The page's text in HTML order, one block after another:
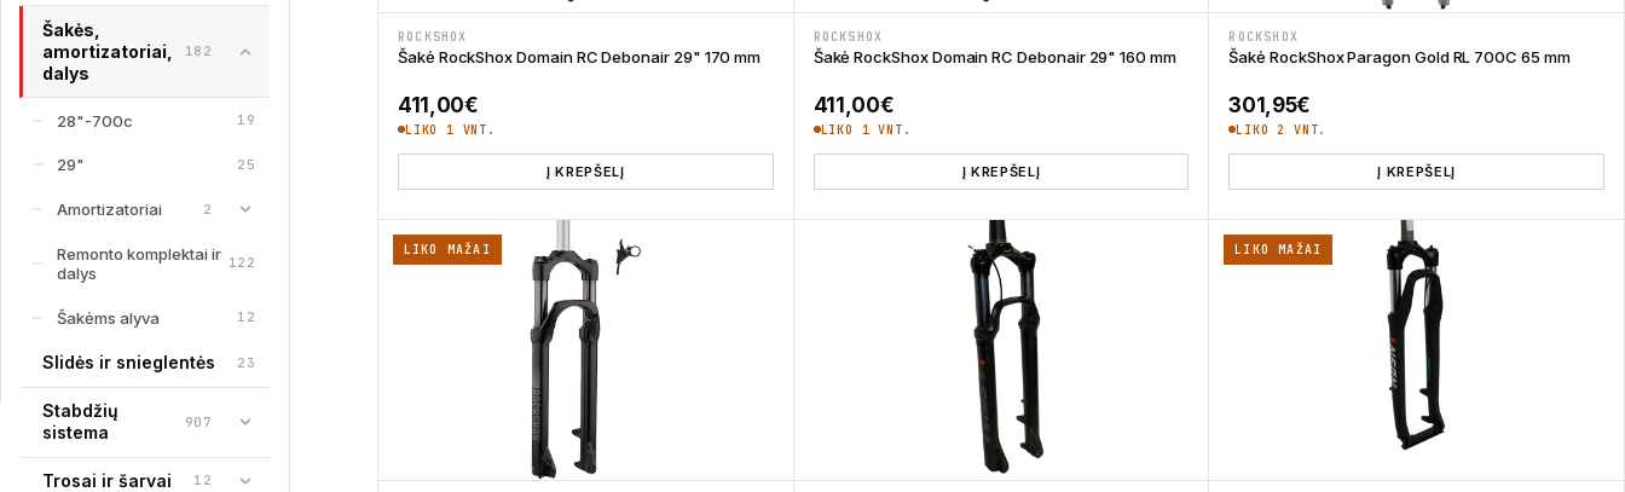
Šakės,
amortizatoriai,
dalys
182
28"-700c 19
29" 25
Amortizatoriai 2
Remonto komplektai ir
dalys
122
Šakėms alyva 12
Slidės ir snieglentės 23
Stabdžių
sistema
907
Trosai ir šarvai 12
ROCKSHOX
Šakė RockShox Domain RC Debonair 29" 170 mm
411,00€
LIKO 1 VNT.
Į KREPŠELĮ
ROCKSHOX
Šakė RockShox Domain RC Debonair 29" 160 mm
411,00€
LIKO 1 VNT.
Į KREPŠELĮ
ROCKSHOX
Šakė RockShox Paragon Gold RL 700C 65 mm
301,95€
LIKO 2 VNT.
Į KREPŠELĮ
LIKO MAŽAI LIKO MAŽAI